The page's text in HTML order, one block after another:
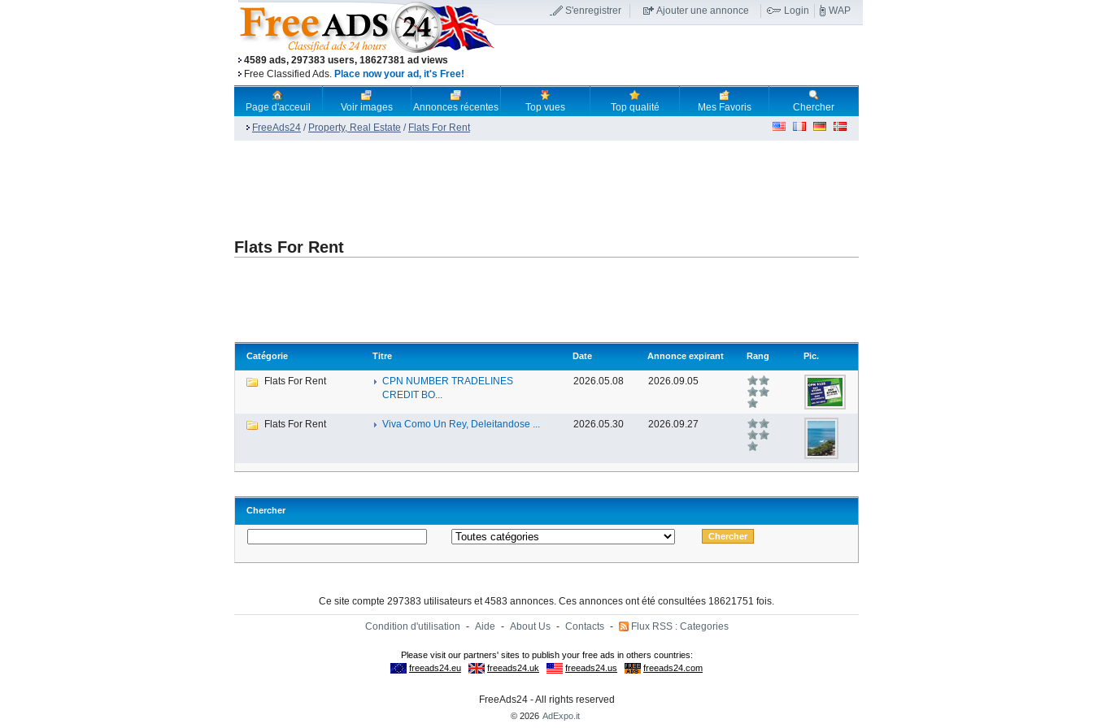
4589 ads, 297383 users, 18627381 ad views
Free Classified Ads. Place now your ad, it's Free!
S'enregistrer Ajouter une annonce Login WAP
Page d'acceuil Voir images Annonces récentes Top vues Top qualité Mes Favoris
Chercher
FreeAds24 / Property, Real Estate / Flats For Rent
Flats For Rent
Catégorie Titre Date Annonce expirant Rang Pic.
Flats For Rent
CPN NUMBER TRADELINES
CREDIT BO...
2026.05.08 2026.09.05
Flats For Rent Viva Como Un Rey, Deleitandose ... 2026.05.30 2026.09.27
Chercher
Ce site compte 297383 utilisateurs et 4583 annonces. Ces annonces ont été consultées 18621751 fois.
Condition d'utilisation - Aide - About Us - Contacts - Flux RSS : Categories
FreeAds24 - All rights reserved
© 2026 AdExpo.it